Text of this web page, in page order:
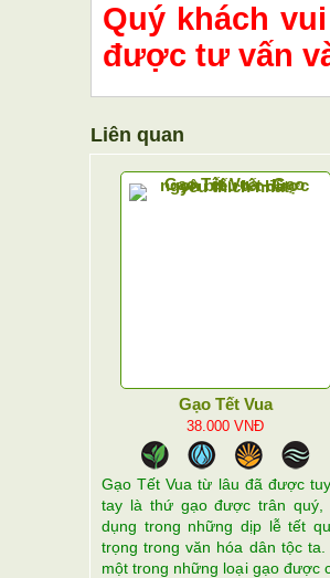
Quý khách
được tư vấn
Liên quan
Gạo Tết Vua
38.000 VNĐ
Gạo Tết Vua từ lâu đã được
tay là thứ gạo được trân quý,
dụng trong những dịp lễ tết
trọng trong văn hóa dân tộc ta.
một trong những loại gạo được